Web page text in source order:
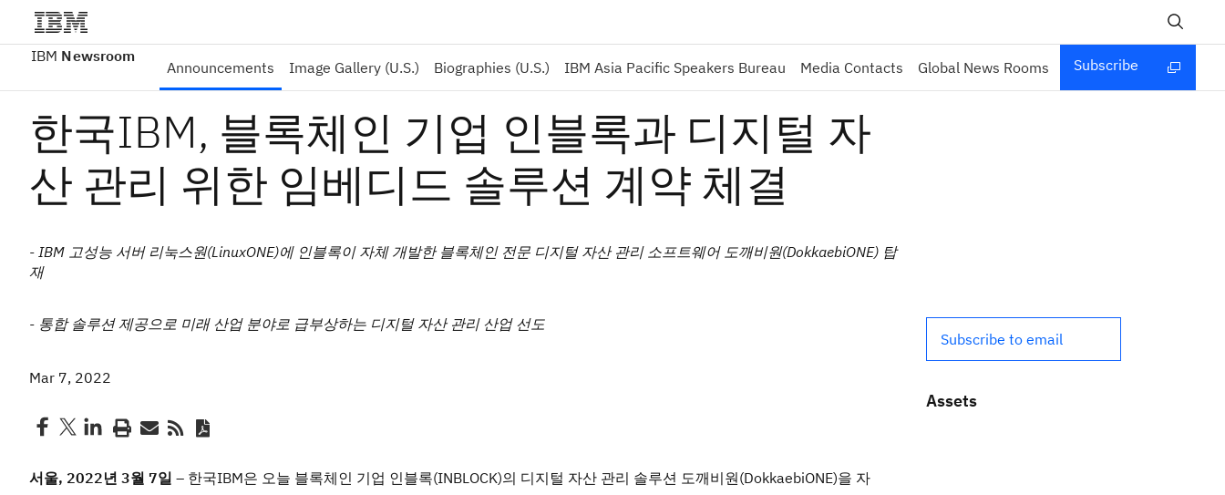
IBM Newsroom
Announcements Image Gallery (U.S.) Biographies (U.S.) IBM Asia Pacific Speakers Bureau Media Contacts Global News Rooms Subscribe
한국IBM, 블록체인 기업 인블록과 디지털 자
산 관리 위한 임베디드 솔루션 계약 체결
- IBM 고성능 서버 리눅스원(LinuxONE)에 인블록이 자체 개발한 블록체인 전문 디지털 자산 관리 소프트웨어 도깨비원(DokkaebiONE) 탑
재
- 통합 솔루션 제공으로 미래 산업 분야로 급부상하는 디지털 자산 관리 산업 선도
Mar 7, 2022
서울, 2022년 3월 7일 – 한국IBM은 오늘 블록체인 기업 인블록(INBLOCK)의 디지털 자산 관리 솔루션 도깨비원(DokkaebiONE)을 자
Subscribe to email
Assets